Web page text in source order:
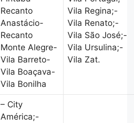
Recanto
Anastácio-
Recanto
Monte Alegre-
Vila Barreto-
Vila Boaçava-
Vila Bonilha
Vila Regina;-
Vila Renato;-
Vila São José;-
Vila Ursulina;-
Vila Zat.
– City
América;-